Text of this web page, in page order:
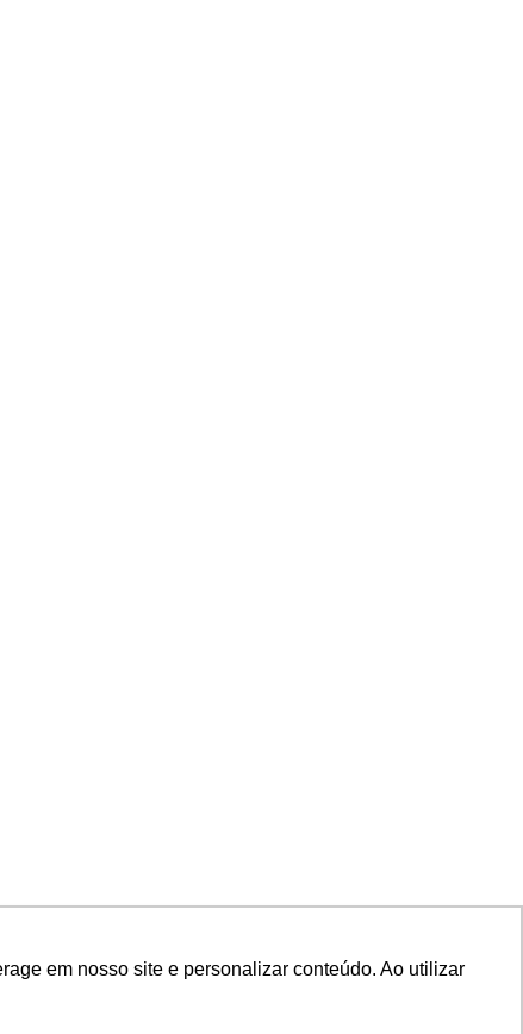
em nosso site e personalizar conteúdo. Ao utilizar